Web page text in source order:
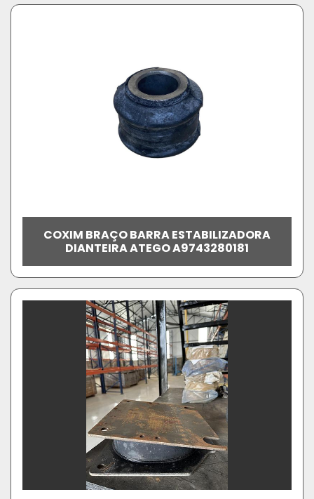
COXIM BRAÇO BARRA ESTABILIZADORA
DIANTEIRA ATEGO A9743280181